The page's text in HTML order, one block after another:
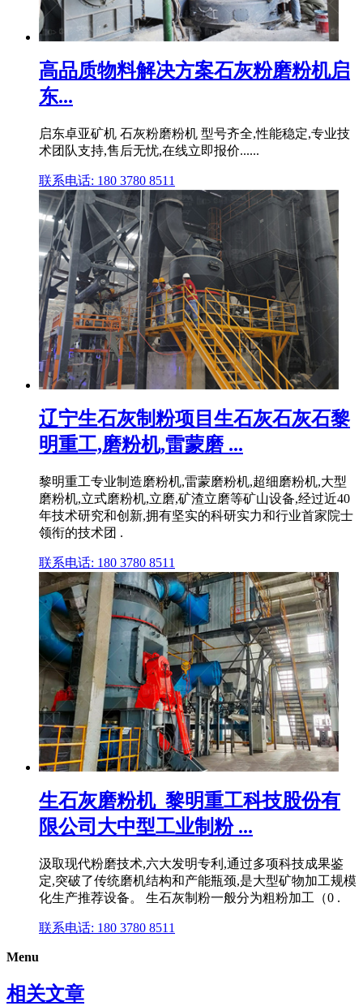
高品质物料解决方案石灰粉磨粉机启
东...
启东卓亚矿机 石灰粉磨粉机 型号齐全,性能稳定,专业技
术团队支持,售后无忧,在线立即报价......
联系电话: 180 3780 8511
辽宁生石灰制粉项目生石灰石灰石黎
明重工,磨粉机,雷蒙磨 ...
黎明重工专业制造磨粉机,雷蒙磨粉机,超细磨粉机,大型
磨粉机,立式磨粉机,立磨,矿渣立磨等矿山设备,经过近40
年技术研究和创新,拥有坚实的科研实力和行业首家院士
领衔的技术团 .
联系电话: 180 3780 8511
生石灰磨粉机_黎明重工科技股份有
限公司大中型工业制粉 ...
汲取现代粉磨技术,六大发明专利,通过多项科技成果鉴
定,突破了传统磨机结构和产能瓶颈,是大型矿物加工规模
化生产推荐设备。 生石灰制粉一般分为粗粉加工（0 .
联系电话: 180 3780 8511
Menu
相关文章